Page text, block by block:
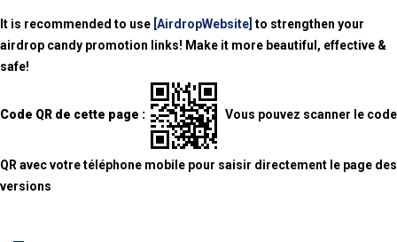
It is recommended to use [AirdropWebsite] to strengthen your
airdrop candy promotion links! Make it more beautiful, effective &
safe!
Code QR de cette page : Vous pouvez scanner le code
QR avec votre téléphone mobile pour saisir directement le page des
versions